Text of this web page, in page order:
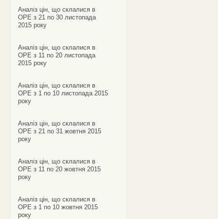
Аналіз цін, що склалися в
ОРЕ з 21 по 30 листопада
2015 року
Аналіз цін, що склалися в
ОРЕ з 11 по 20 листопада
2015 року
Аналіз цін, що склалися в
ОРЕ з 1 по 10 листопада 2015
року
Аналіз цін, що склалися в
ОРЕ з 21 по 31 жовтня 2015
року
Аналіз цін, що склалися в
ОРЕ з 11 по 20 жовтня 2015
року
Аналіз цін, що склалися в
ОРЕ з 1 по 10 жовтня 2015
року